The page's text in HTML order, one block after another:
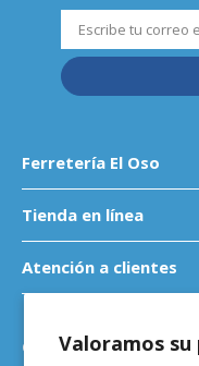
Valoramos su
Ferretería El Oso
Tienda en línea
Atención a clientes
Contáctanos